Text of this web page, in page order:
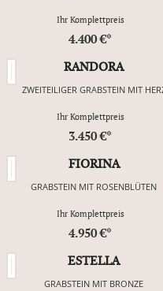
Ihr Komplettpreis
4.400 €*
RANDORA
ZWEITEILIGER GRABSTEIN MIT
Ihr Komplettpreis
3.450 €*
FIORINA
GRABSTEIN MIT ROSENBLÜTEN
Ihr Komplettpreis
4.950 €*
ESTELLA
GRABSTEIN MIT BRONZE